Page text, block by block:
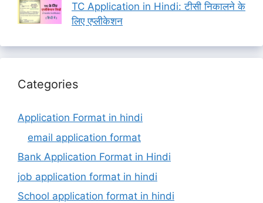
TC Application in Hindi: टीसी निकालने के
लिए एप्लीकेशन
Categories
Application Format in hindi
email application format
Bank Application Format in Hindi
job application format in hindi
School application format in hindi